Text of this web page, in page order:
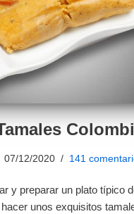
07/12/2020 141
y preparar un plato típico
unos exquisitos